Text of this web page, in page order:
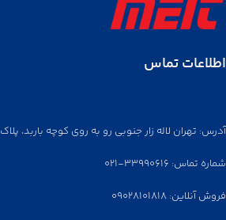
اطلاعات تماس
آدرس: تهران لاله زار جنوبی رو به روی کوچه باربد، پلاک ۱۴۱
شماره تماس: ۳۳۹۹۰۶۱۶-۰۲۱
فروش آنلاین: ۰۹۰۲۸۱۰۱۸۱۸